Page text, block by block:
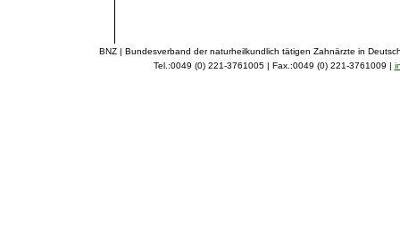
BNZ | Bundesverband der naturheilkundlich tätigen Zahnärzte in
Tel.:0049 (0) 221-3761005 | Fax.:0049 (0) 221-3761009 |